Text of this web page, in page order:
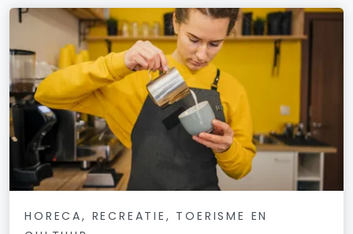
HORECA, RECREATIE, TOERISME EN